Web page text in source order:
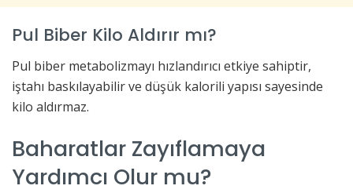
Pul Biber Kilo Aldırır mı?
Pul biber metabolizmayı hızlandırıcı etkiye sahiptir,
iştahı baskılayabilir ve düşük kalorili yapısı sayesinde
kilo aldırmaz.
Baharatlar Zayıflamaya
Yardımcı Olur mu?